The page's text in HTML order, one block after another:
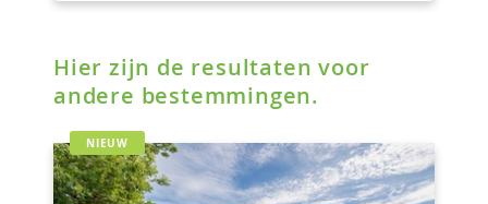
Hier zijn de resultaten voor
andere bestemmingen.